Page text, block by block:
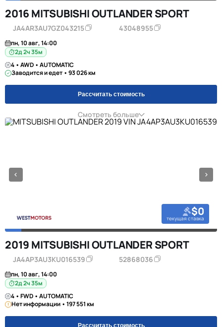
2016 MITSUBISHI OUTLANDER SPORT
JA4AR3AU7GZ043215 43048955
пн, 10 авг, 14:00
2д 2ч 35м
4 • AWD • AUTOMATIC
Заводится и едет • 93 026 км
Рассчитать стоимость
Смотреть больше
$0
текущая ставка
2019 MITSUBISHI OUTLANDER SPORT
JA4AP3AU3KU016539 52868036
пн, 10 авг, 14:00
2д 2ч 35м
4 • FWD • AUTOMATIC
Нет информации • 197 551 км
Рассчитать стоимость